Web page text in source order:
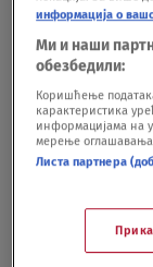
информација о
Ми и наши
обезбедили:
Коришћење
карактеристика
информацијама на
мерење оглашавања
Листа партнера